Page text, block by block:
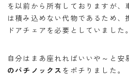
BB662 DR650SE MT０７
RAMMOUNT TRX850 イ
キャンプツーリング コミネ
を以前から所有しておりますが、
は積み込めない代物であるため、
ドアチェアを必要としていました。
自分はまあ座れればいいや～と安
のパチノックス をポチりました。